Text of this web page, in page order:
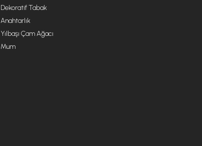
Dekoratif Tabak
Anahtarlık
Yılbaşı Çam Ağacı
Mum